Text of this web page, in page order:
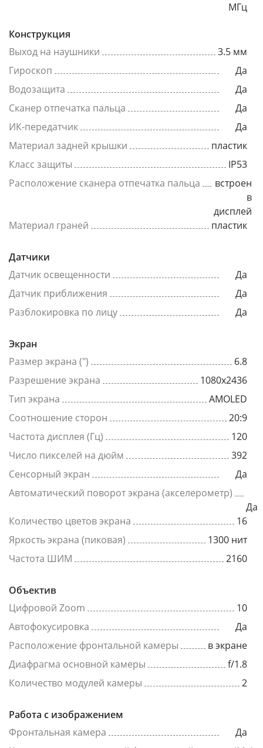
МГц
Конструкция
Выход на наушники
3.5 мм
Гироскоп
Да
Водозащита
Да
Сканер отпечатка пальца
Да
ИК-передатчик
Да
Материал задней крышки
пластик
Класс защиты
IP53
Расположение сканера отпечатка пальца
встроен
в
дисплей
Материал граней
пластик
Датчики
Датчик освещенности
Да
Датчик приближения
Да
Разблокировка по лицу
Да
Экран
Размер экрана (")
6.8
Разрешение экрана
1080x2436
Тип экрана
AMOLED
Соотношение сторон
20:9
Частота дисплея (Гц)
120
Число пикселей на дюйм
392
Сенсорный экран
Да
Автоматический поворот экрана (акселерометр)
Да
Количество цветов экрана
16
Яркость экрана (пиковая)
1300 нит
Частота ШИМ
2160
Объектив
Цифровой Zoom
10
Автофокусировка
Да
Расположение фронтальной камеры
в экране
Диафрагма основной камеры
f/1.8
Количество модулей камеры
2
Работа с изображением
Фронтальная камера
Да